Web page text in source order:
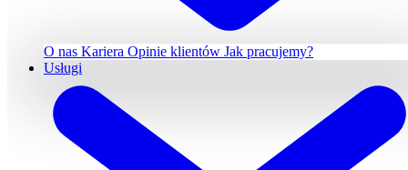
O nas Kariera Opinie klientów Jak pracujemy?
Usługi